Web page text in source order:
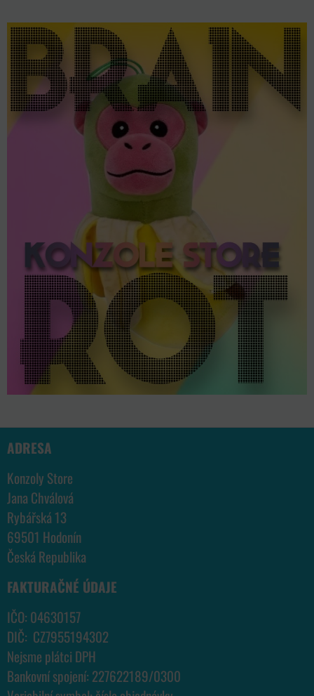
ADRESA
Konzoly Store
Jana Chválová
Rybářská 13
69501 Hodonín
Česká Republika
FAKTURAČNÉ ÚDAJE
IČO: 04630157
DIČ: CZ7955194302
Nejsme plátci DPH
Bankovní spojení: 227622189/0300